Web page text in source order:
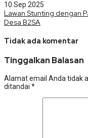
10 Sep 2025
Lawan Stunting dengan
Desa B2SA
Tidak ada komentar
Tinggalkan Balasan
Alamat email Anda tidak
ditandai *